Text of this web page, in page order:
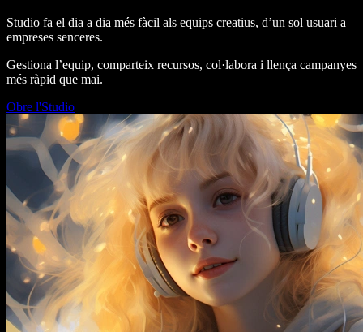
Studio fa el dia a dia més fàcil als equips creatius, d’un sol usuari a
empreses senceres.
Gestiona l’equip, comparteix recursos, col·labora i llença campanyes
més ràpid que mai.
Obre l'Studio